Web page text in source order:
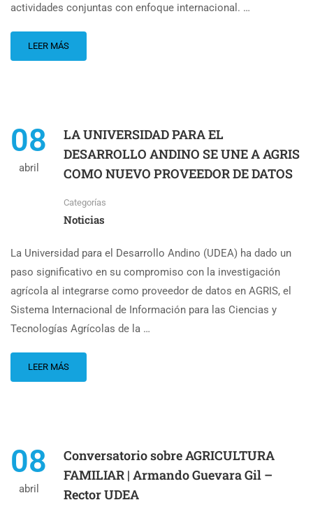
actividades conjuntas con enfoque internacional. …
LEER MÁS
08
abril
LA UNIVERSIDAD PARA EL
DESARROLLO ANDINO SE UNE A AGRIS
COMO NUEVO PROVEEDOR DE DATOS
Categorías
Noticias
La Universidad para el Desarrollo Andino (UDEA) ha dado un
paso significativo en su compromiso con la investigación
agrícola al integrarse como proveedor de datos en AGRIS, el
Sistema Internacional de Información para las Ciencias y
Tecnologías Agrícolas de la …
LEER MÁS
08
abril
Conversatorio sobre AGRICULTURA
FAMILIAR | Armando Guevara Gil –
Rector UDEA